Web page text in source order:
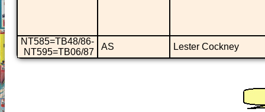
NT585=TB48/86-
NT595=TB06/87
AS Lester Cockney